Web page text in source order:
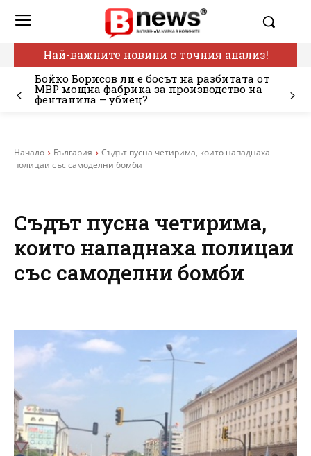
Най-важните новини с точния анализ!
Бойко Борисов ли е босът на разбитата от
МВР мощна фабрика за производство на
фентанила – убиец?
Начало България
Съдът пусна четирима, които нападнаха
полицаи със самоделни бомби
Съдът пусна четирима,
които нападнаха полицаи
със самоделни бомби